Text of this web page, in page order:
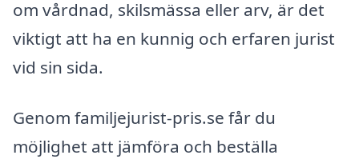
om vårdnad, skilsmässa eller arv, är det
viktigt att ha en kunnig och erfaren jurist
vid sin sida.
Genom familjejurist-pris.se får du
möjlighet att jämföra och beställa